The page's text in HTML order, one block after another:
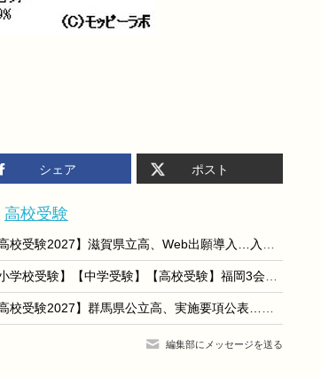
シェア ポスト
高校受験
【高校受験2027】滋賀県立高、Web出願導入…入試制度パンフ公開
【小学校受験】【中学受験】【高校受験】福岡3会場「私立小中高校展」8/22-23
【高校受験2027】群馬県公立高、実施要項公表…本検査2/16-17
編集部にメッセージを送る